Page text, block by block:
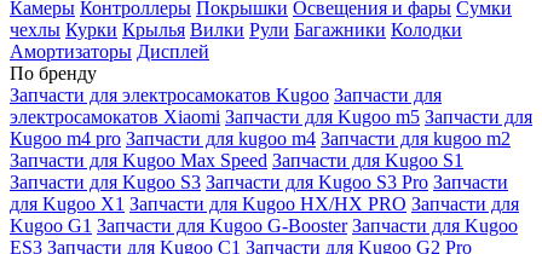
Камеры Контроллеры Покрышки Освещения и фары Сумки
чехлы Курки Крылья Вилки Рули Багажники Колодки
Амортизаторы Дисплей
По бренду
Запчасти для электросамокатов Kugoo Запчасти для
электросамокатов Xiaomi Запчасти для Kugoo m5 Запчасти для
Кugoo m4 pro Запчасти для kugoo m4 Запчасти для kugoo m2
Запчасти для Kugoo Max Speed Запчасти для Kugoo S1
Запчасти для Kugoo S3 Запчасти для Kugoo S3 Pro Запчасти
для Kugoo X1 Запчасти для Kugoo HX/HX PRO Запчасти для
Kugoo G1 Запчасти для Kugoo G-Booster Запчасти для Kugoo
ES3 Запчасти для Kugoo C1 Запчасти для Kugoo G2 Pro